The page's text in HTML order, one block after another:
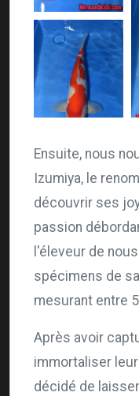
Ensuite, nous
Izumiya, le
découvrir ses
passion
l'éleveur de
spécimens de
mesurant entre
Après avoir
immortaliser
décidé de